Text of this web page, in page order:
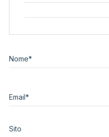
Nome*
Email*
Sito